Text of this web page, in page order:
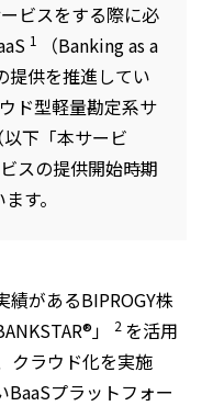
ビスをする際に必
1
（Banking as a
提供を推進してい
ド型軽量勘定系サ
下「本サービ
スの提供開始時期
す。
があるBIPROGY株
」
2 を活用
クラウド化を実施
BaaSプラットフォー